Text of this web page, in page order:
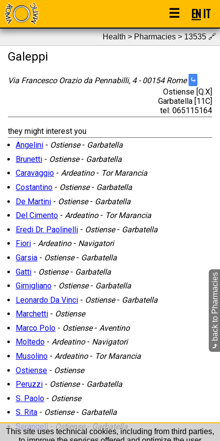
☰ ENIT
Health > Pharmacies > 13535🔗
Galeppi
Via Francesco Orazio da Pennabilli, 4 - 00154 Rome ⤷
Ostiense [Q.X]
Garbatella [11C]
tel: 065115164
they might interest you
Angelini - Ostiense- Garbatella
Brunetti - Ostiense- Garbatella
Caravaggio - Ardeatino- Tor Marancia
Costantino - Ostiense- Garbatella
De Martini - Ostiense- Garbatella
Del Cimento - Ardeatino- Tor Marancia
Eredi Dr. Paolinelli - Ostiense- Garbatella
Fiori - Ardeatino- Navigatori
Garsia - Ostiense- Garbatella
Gatti - Ostiense- Garbatella
Gimigliano - Ostiense- Garbatella
Leonardo Da Vinci - Ostiense- Garbatella
Marchetti - Ostiense
Marco Polo - Ostiense- Aventino
Moltedo - Ardeatino- Navigatori
Musolino - Ardeatino- Tor Marancia
Ostiense - Ostiense
Peruzzi - Ostiense- Garbatella
S. Paolo - Ostiense
S. Rita - Ostiense- Garbatella
Serangeli-Ostiense-Garbatella
⤷
back to Pharmacies
This site uses technical cookies, including from third parties,